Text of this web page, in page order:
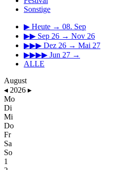
Sonstige
▶ Heute → 08. Sep
▶▶ Sep 26 → Nov 26
▶▶▶ Dez 26 → Mai 27
▶▶▶▶ Jun 27 →
ALLE
August
◂ 2026 ▸
Mo
Di
Mi
Do
Fr
Sa
So
1